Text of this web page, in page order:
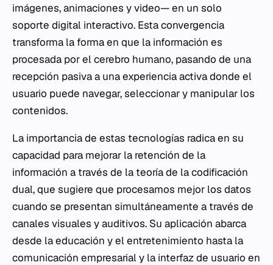
imágenes, animaciones y video— en un solo
soporte digital interactivo. Esta convergencia
transforma la forma en que la información es
procesada por el cerebro humano, pasando de una
recepción pasiva a una experiencia activa donde el
usuario puede navegar, seleccionar y manipular los
contenidos.
La importancia de estas tecnologías radica en su
capacidad para mejorar la retención de la
información a través de la teoría de la codificación
dual, que sugiere que procesamos mejor los datos
cuando se presentan simultáneamente a través de
canales visuales y auditivos. Su aplicación abarca
desde la educación y el entretenimiento hasta la
comunicación empresarial y la interfaz de usuario en